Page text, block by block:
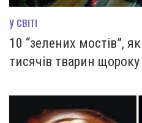
У СВІТІ
10 “зелених мостів”,
тисячів тварин щороку